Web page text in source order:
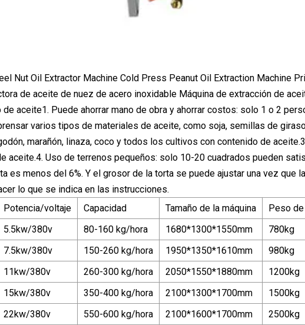
de aceite de nuez de acero inoxidable Máquina de extracción de
aceite1. Puede ahorrar mano de obra y ahorrar costos: solo 1 o 2
varios tipos de materiales de aceite, como soja, semillas de
marañón, linaza, coco y todos los cultivos con contenido de
aceite.4. Uso de terrenos pequeños: solo 10-20 cuadrados pueden
es menos del 6%. Y el grosor de la torta se puede ajustar una vez que
lo que se indica en las instrucciones.
Potencia/voltaje Capacidad Tamaño de la máquina
Peso
5.5kw/380v 80-160 kg/hora 1680*1300*1550mm
780kg
7.5kw/380v 150-260 kg/hora 1950*1350*1610mm
980kg
11kw/380v 260-300 kg/hora 2050*1550*1880mm
1200kg
15kw/380v 350-400 kg/hora 2100*1300*1700mm
1500kg
22kw/380v 550-600 kg/hora 2100*1600*1700mm 2500kg